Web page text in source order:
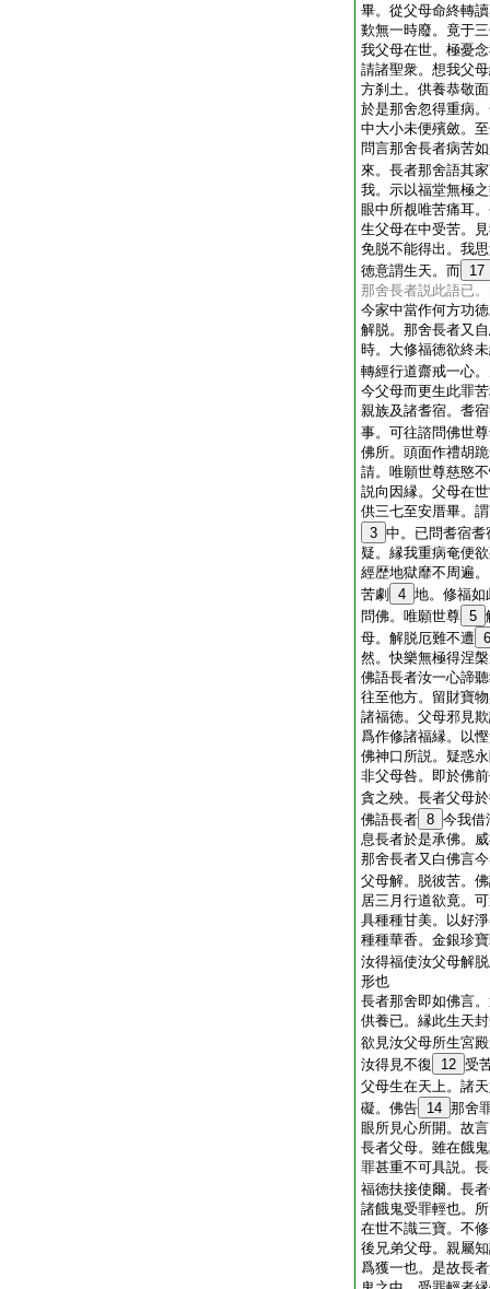
畢。從父母命終轉
歎無一時廢。竟于
我父母在世。極憂
請諸聖衆。想我父
方刹土。供養恭敬
於是那舍忽得重病
中大小未便殯斂。
問言那舍長者病苦
來。長者那舍語其
我。示以福堂無極
眼中所覩唯苦痛耳
生父母在中受苦。
免脱不能得出。我
徳意謂生天。而 17
那舍長者説此語已
今家中當作何方功
解脱。那舍長者又
時。大修福徳欲終
轉經行道齋戒一心
今父母而更生此罪
親族及諸耆宿。耆
事。可往諮問佛世
佛所。頭面作禮胡
請。唯願世尊慈愍
説向因縁。父母在
供三七至安厝畢。
3 中。已問耆宿
疑。縁我重病奄便
經歴地獄靡不周遍
苦劇
4 地。修福如
問佛。唯願世尊 5
母。解脱厄難不遭 6
然。快樂無極得涅
佛語長者汝一心諦
往至他方。留財寶
諸福徳。父母邪見
爲作修諸福縁。以
佛神口所説。疑惑
非父母咎。即於佛
貪之殃。長者父母
佛語長者 8 今我借
息長者於是承佛。
那舍長者又白佛言
父母解。脱彼苦。
居三月行道欲竟。
具種種甘美。以好
種種華香。金銀珍
汝得福使汝父母解
形也
長者那舍即如佛言
供養已。縁此生天
欲見汝父母所生宮
汝得見不復
12 受
父母生在天上。諸
礙。佛告 14 那舍
眼所見心所開。故
長者父母。雖在餓
罪甚重不可具説。
福徳扶接使爾。長
諸餓鬼受罪輕也。
在世不識三寶。不
後兄弟父母。親屬
爲獲一也。是故長